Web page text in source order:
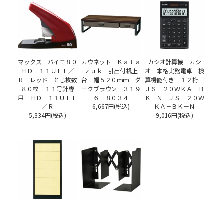
マックス バイモ８０
ＨＤ－１１ＵＦＬ／
Ｒ レッド とじ枚数
８０枚 １１号針専
用 ＨＤ－１１ＵＦＬ
／Ｒ
5,334円(税込)
カウネット Ｋａｔａ
ｚｕｋ 引出付机上
台 幅５２０ｍｍ ダ
ークブラウン ３１９
６－８０３４
6,667円(税込)
カシオ計算機 カシ
オ 本格実務電卓 検
算機能付き １２桁
ＪＳ－２０ＷＫＡ－Ｂ
Ｋ－Ｎ ＪＳ－２０Ｗ
ＫＡ－ＢＫ－Ｎ
9,016円(税込)